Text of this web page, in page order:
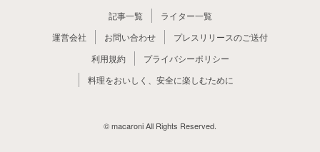
記事一覧
ライター一覧
運営会社
お問い合わせ
プレスリリースのご送付
利用規約
プライバシーポリシー
料理をおいしく、安全に楽しむために
© macaroni All Rights Reserved.